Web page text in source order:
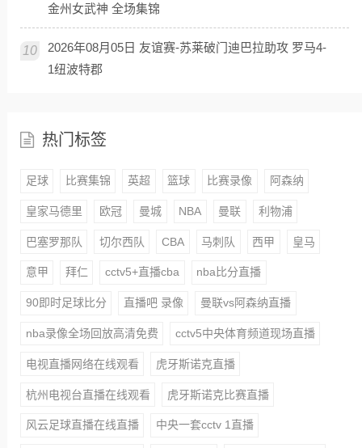
金州女武神 全场集锦
10
2026年08月05日 友谊赛-苏莱破门迪巴拉助攻 罗马4-
1纽波特郡
热门标签
足球 比赛集锦 英超 篮球 比赛录像 阿森纳
皇家马德里 欧冠 曼城 NBA 曼联 利物浦
巴塞罗那队 切尔西队 CBA 马刺队 西甲 皇马
意甲 拜仁 cctv5+直播cba nba比分直播
90即时足球比分 直播吧 录像 曼联vs阿森纳直播
nba录像全场回放高清免费 cctv5中央体育频道现场直播
电视直播网络在线观看 虎牙斯诺克直播
杭州电视台直播在线观看 虎牙斯诺克比赛直播
风云足球直播在线直播 中央一套cctv 1直播